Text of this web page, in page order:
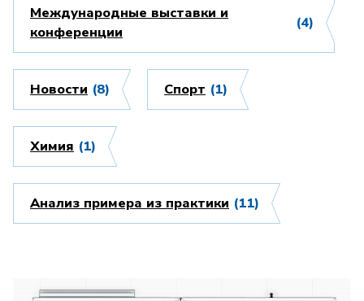
Международные выставки и
конференции
(4)
Новости (8) Спорт (1)
Химия (1)
Анализ примера из практики (11)